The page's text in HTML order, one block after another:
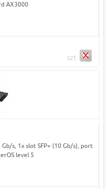
AX3000
szt
s, 1x slot SFP+ (10 Gb/s), port
level 5